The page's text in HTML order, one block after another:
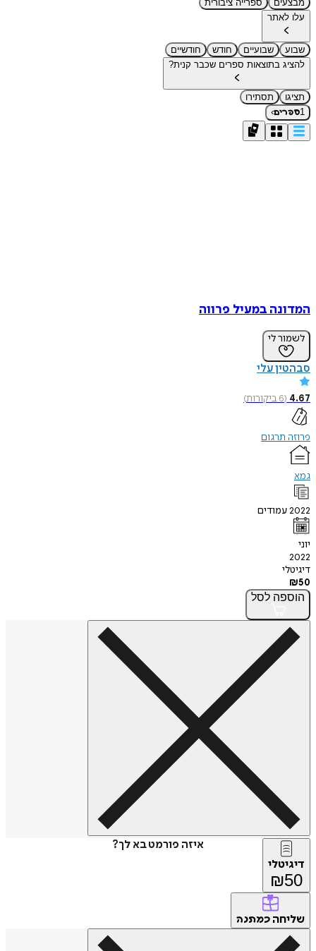
מבצעים
ספרייה ציבורית
עלו לאתר
שבוע שבועיים חודש
חודשיים
להציג בתוצאות ספרים שכבר קנית?
תציגו
תסתירו
1ספרים›
המדונה במעיל פרווה
לשמור לי
סבהטין עלי
4.67
(
6ביקורות)
פרוזה תרגום
גמא
2022עמודים
יוני
2022
דיגיטלי
₪50
הוספה לסל
איזה פורמט בא לך?
דיגיטלי
₪50
שליחה כמתנה